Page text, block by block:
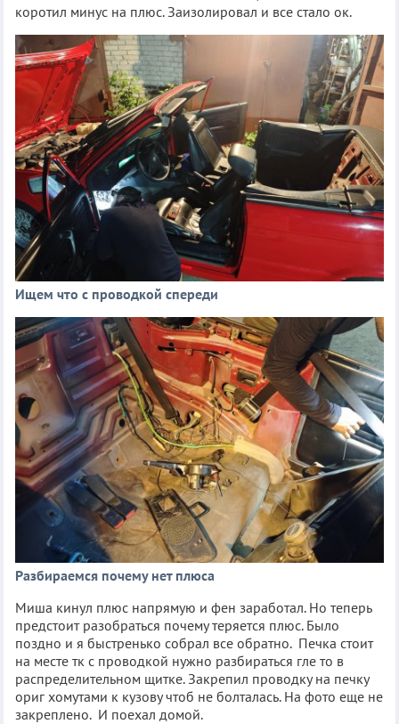
коротил минус на плюс. Заизолировал и все стало ок.
Ищем что с проводкой спереди
Разбираемся почему нет плюса
Миша кинул плюс напрямую и фен заработал. Но теперь
предстоит разобраться почему теряется плюс. Было
поздно и я быстренько собрал все обратно. Печка стоит
на месте тк с проводкой нужно разбираться гле то в
распределительном щитке. Закрепил проводку на печку
ориг хомутами к кузову чтоб не болталась. На фото еще не
закреплено. И поехал домой.